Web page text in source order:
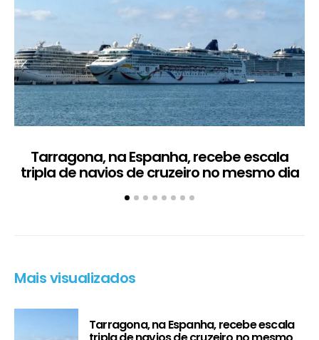
Tarragona, na Espanha, recebe escala
tripla de navios de cruzeiro no mesmo dia
Mais visualizados
Tarragona, na Espanha, recebe escala